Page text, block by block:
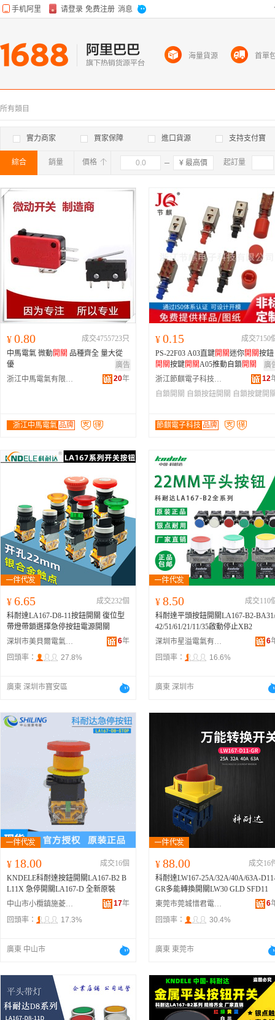
所有類目
實力商家 買家保障 進口貨源 支持支付寶
綜合 銷量 價格 確定 起訂量
¥ 0.80
成交4755723只
中馬電氣 微動開關 品種齊全 量大從
優
廣告
浙江中馬電氣有限公司
20年
浙江中馬電氣 品牌
¥ 0.15
成交7150
PS-22F03 A03直鍵開關迷你開關按鈕
開關按鍵開關A05推動自鎖 開關
廣
浙江節麒電子科技有限公司
12
自鎖開關 自鎖按鈕開關 自鎖按鍵開
節麒電子科技 品牌
¥ 6.65
成交232個
科耐達LA167-D8-11按鈕開關 復位型
帶燈帶鎖選擇急停按鈕電源開關
深圳市美貝爾電氣有限公司
6年
回頭率：
27.8%
廣東 深圳市寶安區
¥ 8.50
成交110
科耐達平頭按鈕開關LA167-B2-BA31/
42/51/61/21/11/35啟動停止XB2
深圳市星溢電氣有限公司
6
回頭率：
16.6%
廣東 深圳市
¥ 18.00
成交16個
KNDELE科耐達按鈕開關LA167-B2 B
L11X 急停開關LA167-D 全新原裝
中山市小欖鎮施菱電器商行
17年
回頭率：
17.3%
廣東 中山市
¥ 88.00
成交16
科耐達LW167-25A/32A/40A/63A-
GR多能轉換開關LW30 GLD SFD11
東莞市莞城惜君電子經營部
6
回頭率：
30.4%
廣東 東莞市
海量貨源 首單